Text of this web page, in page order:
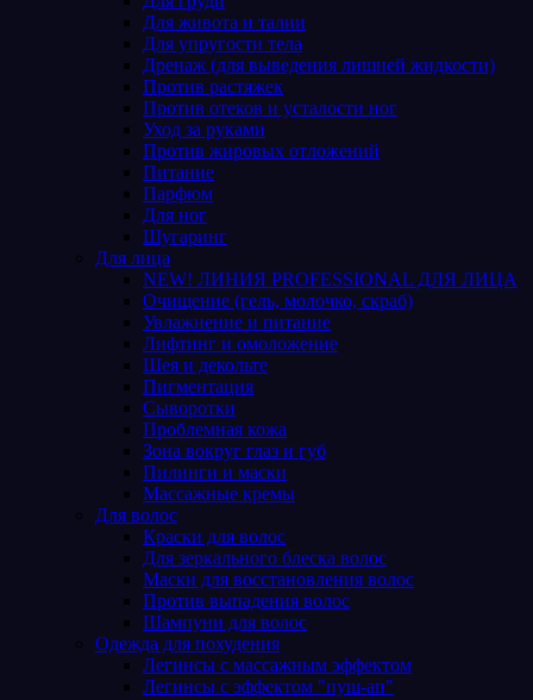
Для живота и талии
Для упругости тела
Дренаж (для выведения лишней жидкости)
Против растяжек
Против отеков и усталости ног
Уход за руками
Против жировых отложений
Питание
Парфюм
Для ног
Шугаринг
Для лица
NEW! ЛИНИЯ PROFESSIONAL ДЛЯ ЛИЦА
Очищение (гель, молочко, скраб)
Увлажнение и питание
Лифтинг и омоложение
Шея и декольте
Пигментация
Сыворотки
Проблемная кожа
Зона вокруг глаз и губ
Пилинги и маски
Массажные кремы
Для волос
Краски для волос
Для зеркального блеска волос
Маски для восстановления волос
Против выпадения волос
Шампуни для волос
Одежда для похудения
Легинсы с массажным эффектом
Легинсы с эффектом "пуш-ап"